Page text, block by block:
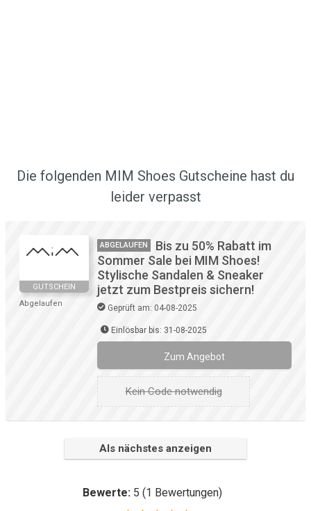
Die folgenden MIM Shoes Gutscheine hast du
leider verpasst
GUTSCHEIN
Abgelaufen
ABGELAUFEN
Bis zu 50% Rabatt im
Sommer Sale bei MIM Shoes!
Stylische Sandalen & Sneaker
jetzt zum Bestpreis sichern!
Geprüft am: 04-08-2025
Einlösbar bis: 31-08-2025
Zum Angebot
Kein Code notwendig
Als nächstes anzeigen
Bewerte: 5 (1 Bewertungen)